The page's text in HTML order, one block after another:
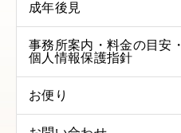
成年後見
事務所案内・料金の目安・
個人情報保護指針
お便り